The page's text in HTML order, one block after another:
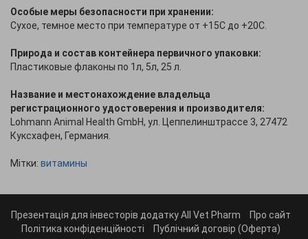
Особые меры безопасности при хранении:
Сухое, темное место при температуре от +15С до +20С.
Природа и состав контейнера первичного упаковки:
Пластиковые флаконы по 1л, 5л, 25 л.
Название и местонахождение владельца
регистрационного удостоверения и производителя:
Lohmann Animal Health GmbH, ул. Цеппелинштрассе 3, 27472
Куксхафен, Германия.
Мітки: витамины
Презентація для інвесторів додатку All Vet Pharm
Про сайт
Політика конфіденційності
Публічний договір (Оферта)